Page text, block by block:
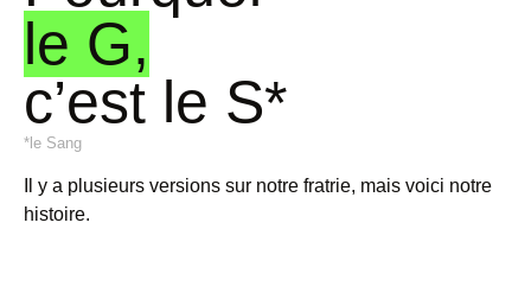
le G,
c’est le S*
*le Sang
Il y a plusieurs versions sur notre fratrie, mais voici notre
histoire.